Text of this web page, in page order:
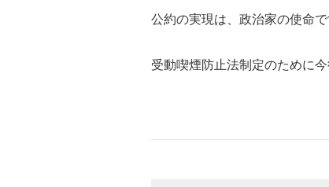
公約の実現は、政治家の使命で
受動喫煙防止法制定のために